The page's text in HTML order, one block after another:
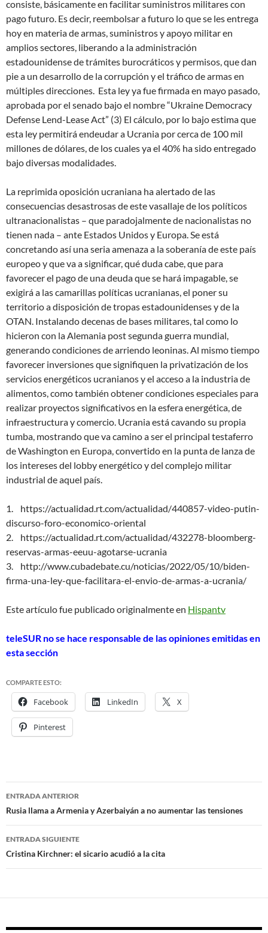
consiste, básicamente en facilitar suministros militares con
pago futuro. Es decir, reembolsar a futuro lo que se les entrega
hoy en materia de armas, suministros y apoyo militar en
amplios sectores, liberando a la administración
estadounidense de trámites burocráticos y permisos, que dan
pie a un desarrollo de la corrupción y el tráfico de armas en
múltiples direcciones. Esta ley ya fue firmada en mayo pasado,
aprobada por el senado bajo el nombre “Ukraine Democracy
Defense Lend-Lease Act” (3) El cálculo, por lo bajo estima que
esta ley permitirá endeudar a Ucrania por cerca de 100 mil
millones de dólares, de los cuales ya el 40% ha sido entregado
bajo diversas modalidades.
La reprimida oposición ucraniana ha alertado de las
consecuencias desastrosas de este vasallaje de los políticos
ultranacionalistas – que paradojalmente de nacionalistas no
tienen nada – ante Estados Unidos y Europa. Se está
concretando así una seria amenaza a la soberanía de este país
europeo y que va a significar, qué duda cabe, que para
favorecer el pago de una deuda que se hará impagable, se
exigirá a las camarillas políticas ucranianas, el poner su
territorio a disposición de tropas estadounidenses y de la
OTAN. Instalando decenas de bases militares, tal como lo
hicieron con la Alemania post segunda guerra mundial,
generando condiciones de arriendo leoninas. Al mismo tiempo
favorecer inversiones que signifiquen la privatización de los
servicios energéticos ucranianos y el acceso a la industria de
alimentos, como también obtener condiciones especiales para
realizar proyectos significativos en la esfera energética, de
infraestructura y comercio. Ucrania está cavando su propia
tumba, mostrando que va camino a ser el principal testaferro
de Washington en Europa, convertido en la punta de lanza de
los intereses del lobby energético y del complejo militar
industrial de aquel país.
1. https://actualidad.rt.com/actualidad/440857-video-putin-
discurso-foro-economico-oriental
2. https://actualidad.rt.com/actualidad/432278-bloomberg-
reservas-armas-eeuu-agotarse-ucrania
3. http://www.cubadebate.cu/noticias/2022/05/10/biden-
firma-una-ley-que-facilitara-el-envio-de-armas-a-ucrania/
Este artículo fue publicado originalmente en Hispantv
teleSUR no se hace responsable de las opiniones emitidas en
esta sección
COMPARTE ESTO:
Facebook LinkedIn X
Pinterest
Navegación
de
entradas
ENTRADA ANTERIOR
Rusia llama a Armenia y Azerbaiyán a no aumentar las tensiones
ENTRADA SIGUIENTE
Cristina Kirchner: el sicario acudió a la cita